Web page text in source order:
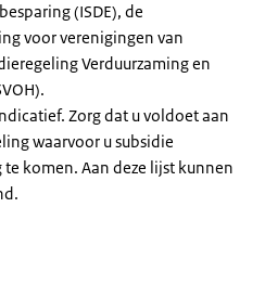
(ISDE), de
voor verenigingen van
Verduurzaming en
Zorg dat u voldoet aan
waarvoor u subsidie
komen. Aan deze lijst kunnen